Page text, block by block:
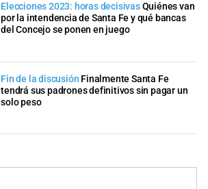
Elecciones 2023: horas decisivasQuiénes van
por la intendencia de Santa Fe y qué bancas
del Concejo se ponen en juego
Fin de la discusión Finalmente Santa Fe
tendrá sus padrones definitivos sin pagar un
solo peso